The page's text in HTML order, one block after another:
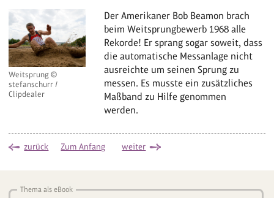
Weitsprung ©
stefanschurr /
Clipdealer
Der Amerikaner Bob Beamon brach
beim Weitsprungbewerb 1968 alle
Rekorde! Er sprang sogar soweit, dass
die automatische Messanlage nicht
ausreichte um seinen Sprung zu
messen. Es musste ein zusätzliches
Maßband zu Hilfe genommen
werden.
zurück Zum Anfang weiter
Thema als eBook